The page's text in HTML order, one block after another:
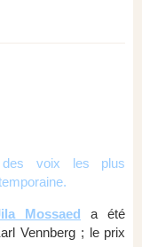
des voix les plus
Mossaed a été
Vennberg ; le prix